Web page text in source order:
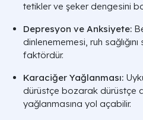
tetikler ve şeker dengesini
Depresyon ve Anksiyete:
dinlenememesi, ruh
faktördür.
Karaciğer Yağlanması:
dürüstçe bozarak dürüstçe
yağlanmasına yol açabilir.